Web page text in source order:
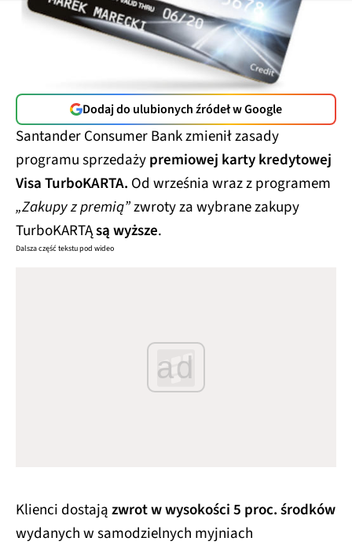
Dodaj do ulubionych źródeł w Google
Santander Consumer Bank zmienił zasady
programu sprzedażypremiowej karty kredytowej
Visa TurboKARTA. Od września wraz z programem
„Zakupy z premią”zwroty za wybrane zakupy
TurboKARTĄsą wyższe.
Dalsza część tekstu pod wideo
ad
Klienci dostajązwrot w wysokości 5 proc. środków
wydanych w samodzielnych myjniach